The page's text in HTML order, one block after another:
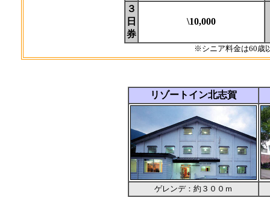
３
日
券
\10,000
※シニア料金は60歳
リゾートイン北志賀
ゲレンデ：約３００ｍ